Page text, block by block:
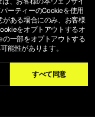
OFKRAFTON, INC.
ーティーのCookieを使用
がある場合にのみ、お客様
をオプトアウトするオ
の一部をオプトアウトする
能性があります。
すべて同意